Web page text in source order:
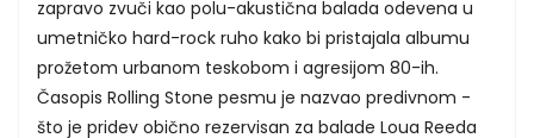
zapravo zvuči kao polu-akustična balada odevena u
umetničko hard-rock ruho kako bi pristajala albumu
prožetom urbanom teskobom i agresijom 80-ih.
Časopis Rolling Stone pesmu je nazvao predivnom -
što je pridev obično rezervisan za balade Loua Reeda